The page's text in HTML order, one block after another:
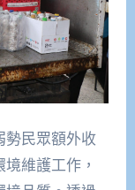
勢民眾額外收
維護工作，